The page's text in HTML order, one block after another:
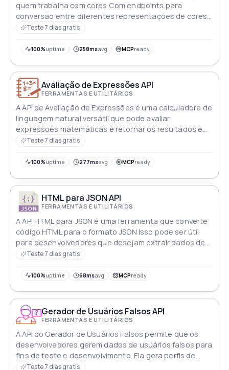
quem trabalha com cores Com endpoints para
conversão entre diferentes representações de cores,
como RGB, HSL e CMYK, esta API facilita o trabalho com
Teste 7 dias gratis
100%uptime 258msavg MCPready
Avaliação de Expressões API
FERRAMENTAS E UTILITÁRIOS
A API de Avaliação de Expressões é uma calculadora de
linguagem natural versátil que pode avaliar
expressões matemáticas e retornar os resultados em
texto simples Basta inserir a expressão a ser avaliada
uma ferramenta fácil de usar para desenvolvedores
suas aplicações
Teste 7 dias gratis
100%uptime 277msavg MCPready
HTML para JSON API
FERRAMENTAS E UTILITÁRIOS
A API HTML para JSON é uma ferramenta que converte
código HTML para o formato JSON Isso pode ser útil
para desenvolvedores que desejam extrair dados de
documentos HTML e usá-los em aplicações baseadas
entrada e retorna um objeto JSON que contém as
Teste 7 dias gratis
100%uptime 68msavg MCPready
Gerador de Usuários Falsos API
FERRAMENTAS E UTILITÁRIOS
A API do Gerador de Usuários Falsos permite que os
desenvolvedores gerem dados de usuários falsos para
fins de teste e desenvolvimento. Ela gera perfis de
usuário aleatórios incluindo nomes, endereços, e-
Teste 7 dias gratis